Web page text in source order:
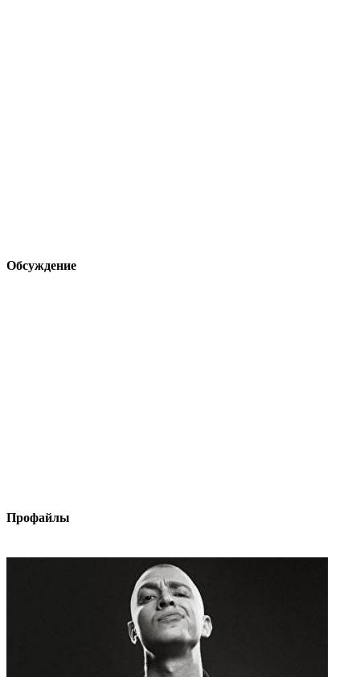
Обсуждение
Профайлы